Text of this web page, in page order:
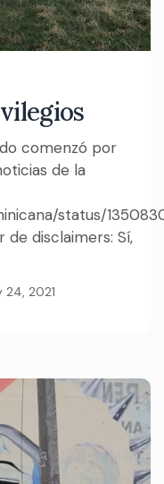
comenzó por
de la
status/
de disclaimers: Sí,
24, 2021